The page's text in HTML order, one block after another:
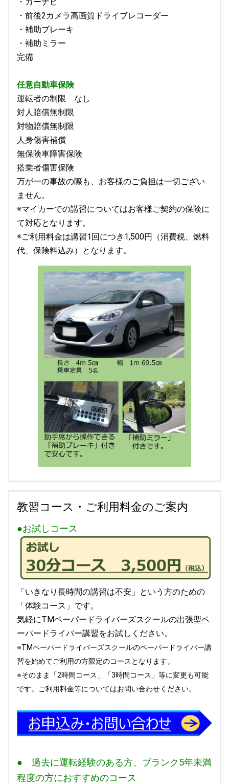
・カーナビ
・前後2カメラ高画質ドライブレコーダー
・補助ブレーキ
・補助ミラー
完備
任意自動車保険
運転者の制限 なし
対人賠償無制限
対物賠償無制限
人身傷害補償
無保険車障害保険
搭乗者傷害保険
万が一の事故の際も、お客様のご負担は一切ござい
ません。
※マイカーでの講習についてはお客様ご契約の保険に
て対応となります。
※ご利用料金は講習1回につき1,500円（消費税、燃料
代、保険料込み）となります。
教習コース・ご利用料金のご案内
●お試しコース
「いきなり長時間の講習は不安」という方のための
「体験コース」です。
気軽にTMペーパードライバーズスクールの出張型ペ
ーパードライバー講習をお試しください。
※TMペーパードライバーズスクールのペーパードライバー講
習を始めてご利用の方限定のコースとなります。
※そのまま「2時間コース」「3時間コース」等に変更も可能
です。ご利用料金等についてはお問い合わせください。
● 過去に運転経験のある方、ブランク5年未満
程度の方におすすめのコース